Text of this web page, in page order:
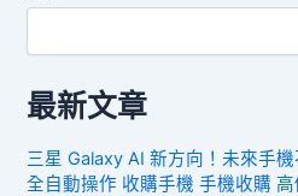
最新文章
三星 Galaxy AI 新方向！未來手
全自動操作 收購手機 手機收購